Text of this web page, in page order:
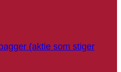
(aktie som stiger